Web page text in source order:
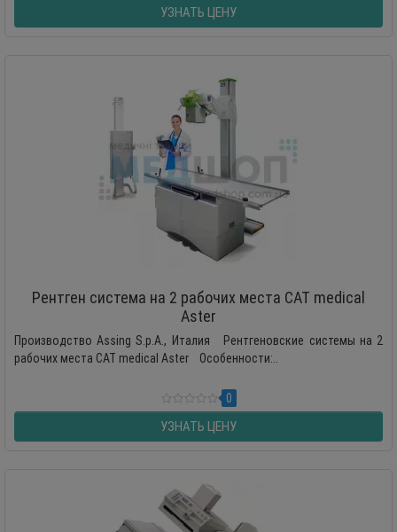
УЗНАТЬ ЦЕНУ
Рентген система на 2 рабочих места CAT medical
Aster
Производство Assing S.p.A., Италия Рентгеновские системы на 2
рабочих места CAT medical Aster Особенности:..
0
УЗНАТЬ ЦЕНУ